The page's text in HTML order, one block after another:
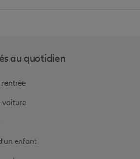
au quotidien
voiture
enfant